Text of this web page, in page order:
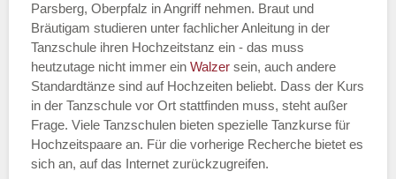
Parsberg, Oberpfalz in Angriff nehmen. Braut und
Bräutigam studieren unter fachlicher Anleitung in der
Tanzschule ihren Hochzeitstanz ein - das muss
heutzutage nicht immer ein Walzer sein, auch andere
Standardtänze sind auf Hochzeiten beliebt. Dass der Kurs
in der Tanzschule vor Ort stattfinden muss, steht außer
Frage. Viele Tanzschulen bieten spezielle Tanzkurse für
Hochzeitspaare an. Für die vorherige Recherche bietet es
sich an, auf das Internet zurückzugreifen.